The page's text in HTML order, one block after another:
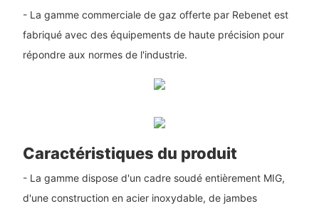
- La gamme commerciale de gaz offerte par Rebenet est
fabriqué avec des équipements de haute précision pour
répondre aux normes de l'industrie.
Caractéristiques du produit
- La gamme dispose d'un cadre soudé entièrement MIG,
d'une construction en acier inoxydable, de jambes